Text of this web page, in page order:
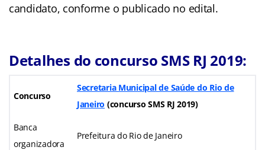
candidato, conforme o publicado no edital.
Detalhes do concurso SMS RJ 2019:
Concurso
Secretaria Municipal de Saúde do Rio de
Janeiro (concurso SMS RJ 2019)
Banca
organizadora
Prefeitura do Rio de Janeiro